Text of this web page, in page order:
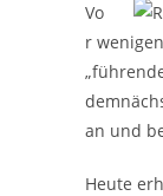
Vo
r
an und
Heute